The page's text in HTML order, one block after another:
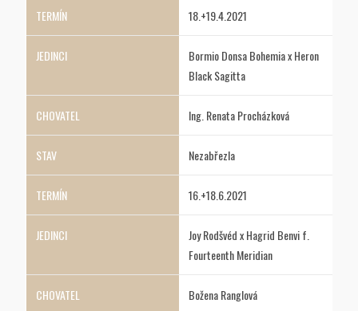
18.+19.4.2021
Bormio Donsa Bohemia x Heron
Black Sagitta
Ing. Renata Procházková
Nezabřezla
16.+18.6.2021
Joy Rodšvéd x Hagrid Benvi f.
Fourteenth Meridian
Božena Ranglová